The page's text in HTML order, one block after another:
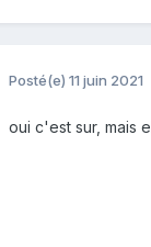
Posté(e) 11 juin 2021
oui c'est sur, mais